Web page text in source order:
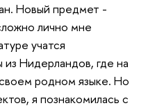
Новый предмет -
лично мне
учатся
Нидерландов, где на
родном языке. Но
я познакомилась с